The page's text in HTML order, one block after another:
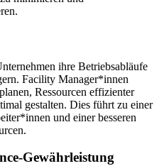
ihre Betriebsabläufe
Facility Manager*innen
Ressourcen effizienter
gestalten. Dies führt zu einer
und einer besseren
Gewährleistung